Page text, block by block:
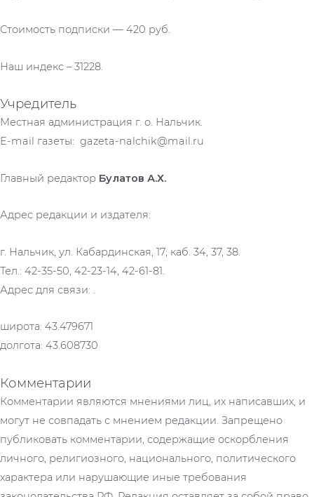
Стоимость подписки — 420 руб.
Наш индекс – 31228.
Учредитель
Местная администрация г. о. Нальчик.
E-mail газеты: gazeta-nalchik@mail.ru
Главный редактор Булатов А.Х.
Адрес редакции и издателя:
г. Нальчик, ул. Кабардинская, 17; каб. 34, 37, 38.
Тел.: 42-35-50, 42-23-14, 42-61-81.
Адрес для связи: .
широта: 43.479671
долгота: 43.608730
Комментарии
Комментарии являются мнениями лиц, их написавших, и
могут не совпадать с мнением редакции. Запрещено
публиковать комментарии, содержащие оскорбления
личного, религиозного, национального, политического
характера или нарушающие иные требования